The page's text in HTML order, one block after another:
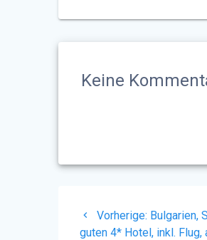
Keine
Vorherige: Vorheriger
Beitrag:
Bulgarien,
guten 4* Hotel, inkl. Flug,